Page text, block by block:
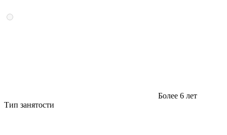
Более 6 лет
Тип занятости